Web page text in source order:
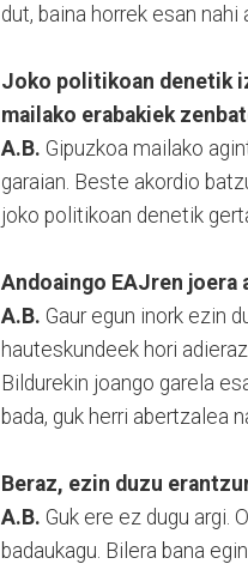
dut, baina horrek esan
Joko politikoan denetik
mailako erabakiek
A.B. Gipuzkoa mailako
garaian. Beste akordio
joko politikoan denetik
Andoaingo EAJren joera
A.B. Gaur egun inork ezin
hauteskundeek hori
Bildurekin joango garela
bada, guk herri abertzalea
Beraz, ezin duzu
A.B. Guk ere ez dugu argi.
badaukagu. Bilera bana